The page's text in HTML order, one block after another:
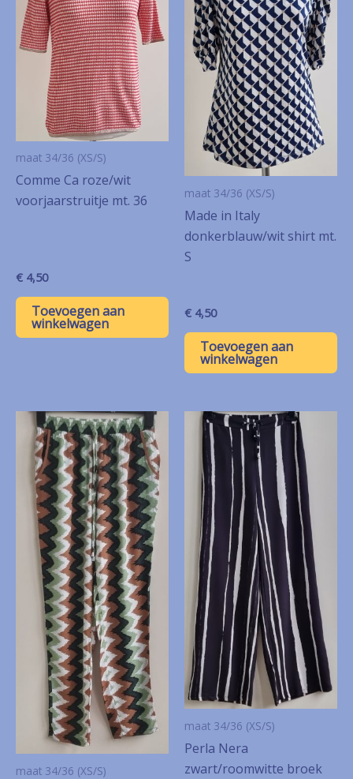
maat 34/36 (XS/S)
Comme Ca roze/wit
voorjaarstruitje mt. 36
€ 4,50
Toevoegen aan
winkelwagen
maat 34/36 (XS/S)
Made in Italy
donkerblauw/wit shirt mt.
S
€ 4,50
Toevoegen aan
winkelwagen
maat 34/36 (XS/S)
maat 34/36 (XS/S)
Perla Nera
zwart/roomwitte broek